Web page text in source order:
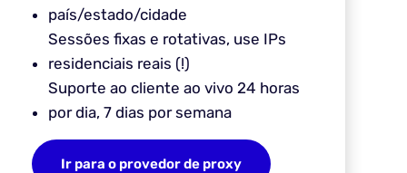
país/estado/cidade
Sessões fixas e rotativas, use IPs
residenciais reais (!)
Suporte ao cliente ao vivo 24 horas
por dia, 7 dias por semana
Ir para o provedor de proxy